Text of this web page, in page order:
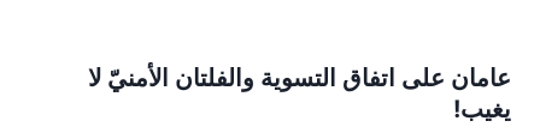
عامان على اتفاق التسوية والفلتان الأمنيّ لا
يغيب!